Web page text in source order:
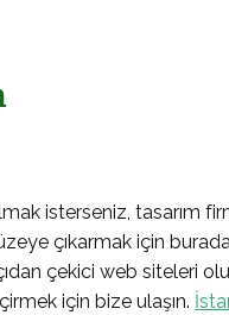
isterseniz, tasarım
çıkarmak için
çekici web siteleri
için bize ulaşın.